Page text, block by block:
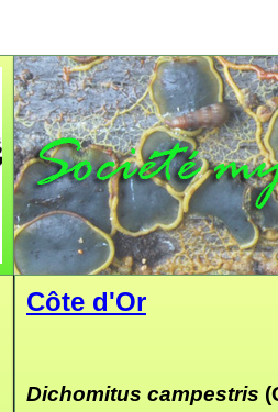
Côte d'Or
Dichomitus campestris